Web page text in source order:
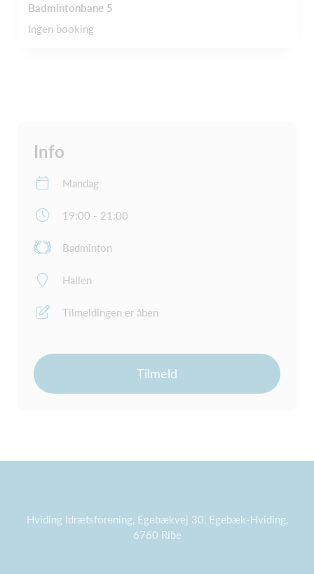
Badmintonbane 5
Ingen booking
Info
Mandag
19:00 - 21:00
Badminton
Hallen
Tilmeldingen er åben
Tilmeld
Hviding Idrætsforening, Egebækvej 30, Egebæk-Hviding,
6760 Ribe